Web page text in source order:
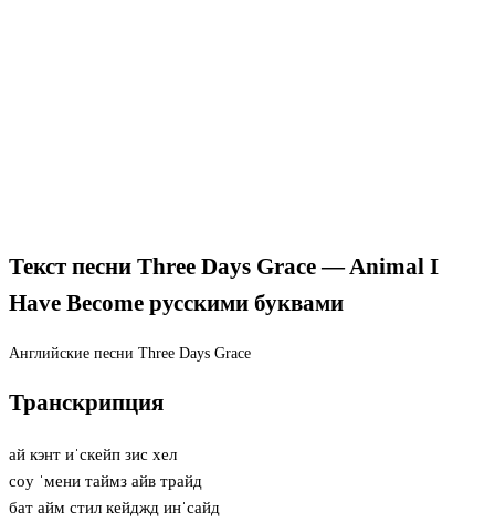
Текст песни Three Days Grace — Animal I
Have Become русскими буквами
Английские песни Three Days Grace
Транскрипция
ай кэнт иˈскейп зис хел
сoу ˈмени таймз айв трайд
бат айм стил кейджд инˈсайд